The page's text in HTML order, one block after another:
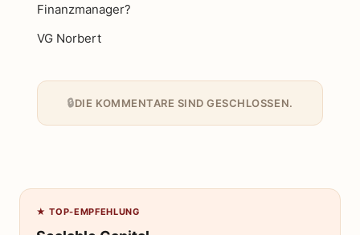
Finanzmanager?
VG Norbert
DIE KOMMENTARE SIND GESCHLOSSEN.
★ TOP-EMPFEHLUNG